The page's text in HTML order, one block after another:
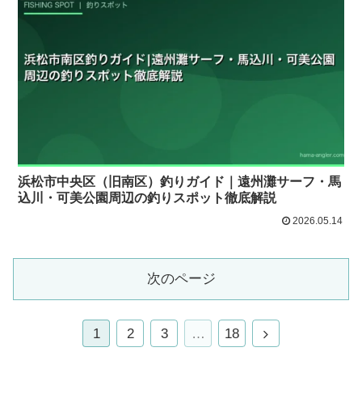
浜松市中央区（旧南区）釣りガイド｜遠州灘サーフ・馬
込川・可美公園周辺の釣りスポット徹底解説
2026.05.14
次のページ
1 2 3 … 18